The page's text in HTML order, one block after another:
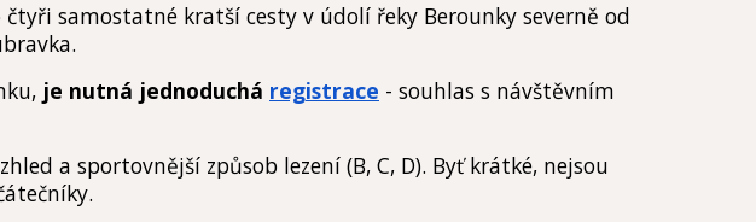
samostatné kratší cesty v údolí řeky Berounky severně od
je nutná jednoduchá registrace - souhlas s návštěvním
a sportovnější způsob lezení (B, C, D). Byť krátké, nejsou